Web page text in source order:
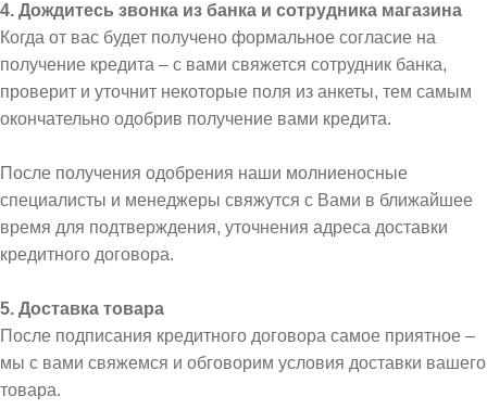
4. Дождитесь звонка из банка и сотрудника магазина
Когда от вас будет получено формальное согласие на
получение кредита – с вами свяжется сотрудник банка,
проверит и уточнит некоторые поля из анкеты, тем самым
окончательно одобрив получение вами кредита.
После получения одобрения наши молниеносные
специалисты и менеджеры свяжутся с Вами в ближайшее
время для подтверждения, уточнения адреса доставки
кредитного договора.
5. Доставка товара
После подписания кредитного договора самое приятное –
мы с вами свяжемся и обговорим условия доставки вашего
товара.